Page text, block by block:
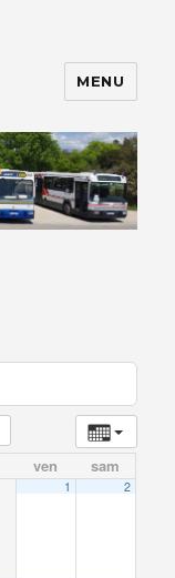
MENU
ven sam
1 2